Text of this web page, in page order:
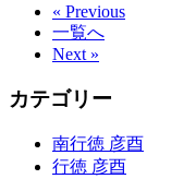
« Previous
一覧へ
Next »
カテゴリー
南行徳 彦酉
行徳 彦酉